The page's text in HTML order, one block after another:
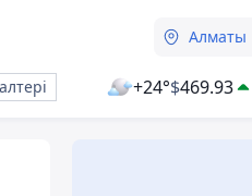
Алматы
+24°$469.93